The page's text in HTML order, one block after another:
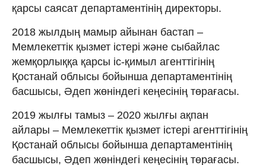
қарсы саясат департаментінің директоры.
2018 жылдың мамыр айынан бастап –
Мемлекеттік қызмет істері және сыбайлас
жемқорлыққа қарсы іс-қимыл агенттігінің
Қостанай облысы бойынша департаментінің
басшысы, Әдеп жөніндегі кеңесінің төрағасы.
2019 жылғы тамыз – 2020 жылғы ақпан
айлары – Мемлекеттік қызмет істері агенттігінің
Қостанай облысы бойынша департаментінің
басшысы, Әдеп жөніндегі кеңесінің төрағасы.